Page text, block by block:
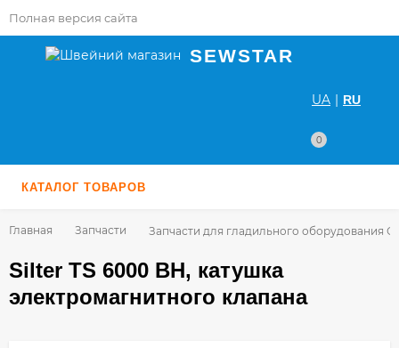
Полная версия сайта
UA | RU
0
SEWSTAR
КАТАЛОГ ТОВАРОВ
Главная Запчасти Запчасти для гладильного оборудования
Silter TS 6000 BH, катушка
электромагнитного клапана